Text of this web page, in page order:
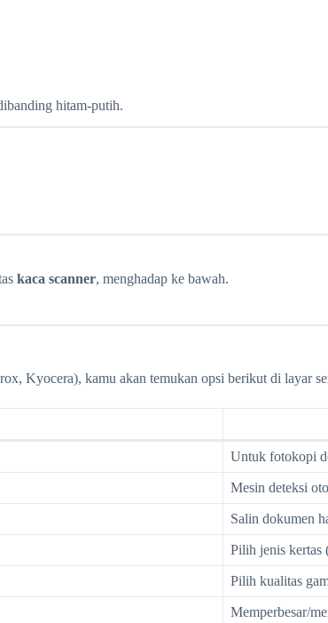
hitam-putih.
kaca scanner, menghadap ke bawah.
Kyocera), kamu akan temukan opsi berikut di layar
Untuk fotokopi
Mesin deteksi
Salin dokumen
Pilih jenis kertas
Pilih kualitas
Memperbesar/